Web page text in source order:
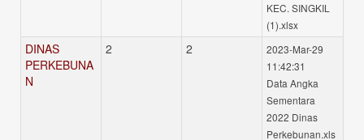
KEC. SINGKIL
(1).xlsx
DINAS
PERKEBUNA
N
2 2
2023-Mar-29
11:42:31
Data Angka
Sementara
2022 Dinas
Perkebunan.xls